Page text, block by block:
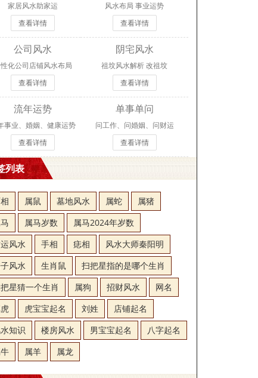
家居风水助家运
查看详情
风水布局 事业运势
查看详情
公司风水
化公司店铺风水布局
查看详情
阴宅风水
祖坟风水解析 改祖坟
查看详情
流年运势
事业、婚姻、健康运势
查看详情
单事单问
问工作、问婚姻、问财运
查看详情
列表
属鼠 墓地风水 属蛇
属猪
属马岁数
属马2024年岁数
风水
手相 痣相
风水大师秦阳明
风水
生肖鼠
扫把星指的是哪个生肖
星猜一个生肖
属狗 招财风水
网名
虎宝宝起名 刘姓
店铺起名
知识
楼房风水 男宝宝起名
八字起名
属羊 属龙